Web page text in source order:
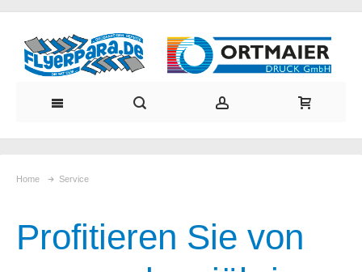
Home Service
Profitieren Sie von